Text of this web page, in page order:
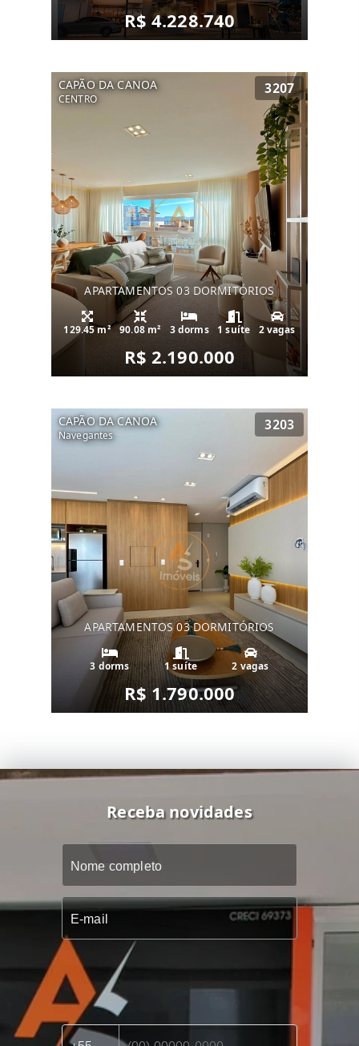
R$ 4.228.740
CAPÃO DA CANOA
CENTRO
3207
APARTAMENTOS 03 DORMITÓRIOS
129.45 m² 90.08 m² 3 dorms 1 suíte 2 vagas
R$ 2.190.000
CAPÃO DA CANOA
Navegantes
3203
APARTAMENTOS 03 DORMITÓRIOS
3 dorms 1 suíte 2 vagas
R$ 1.790.000
Receba novidades